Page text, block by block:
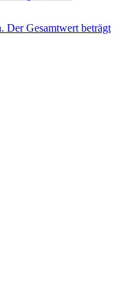
Der Gesamtwert beträgt